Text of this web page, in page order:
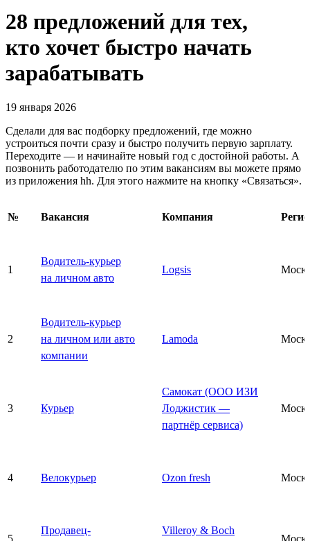
28 предложений для тех,
кто хочет быстро начать
зарабатывать
19 января 2026
Сделали для вас подборку предложений, где можно
устроиться почти сразу и быстро получить первую зарплату.
Переходите — и начинайте новый год с достойной работы. А
позвонить работодателю по этим вакансиям вы можете прямо
из приложения hh. Для этого нажмите на кнопку «Связаться».
№ Вакансия Компания
1
Водитель-курьер
на личном авто
Logsis
2
Водитель-курьер
на личном или авто
компании
Lamoda
3 Курьер
Самокат (ООО ИЗИ
Лоджистик —
партнёр сервиса)
4 Велокурьер Ozon fresh
5
Продавец-
Villeroy & Boch